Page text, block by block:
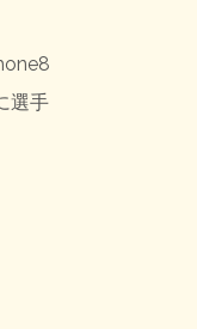
選手